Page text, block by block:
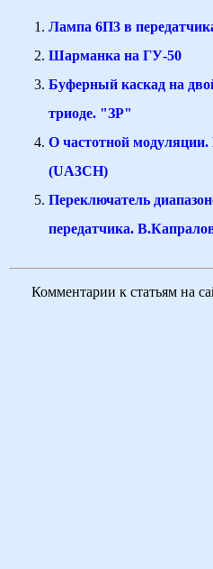
Лампа 6П3 в
Шарманка на ГУ-50
Буферный каскад на
триоде. "ЗР"
О частотной модуляции.
(UA3CH)
Переключатель
передатчика.
Комментарии к статьям на